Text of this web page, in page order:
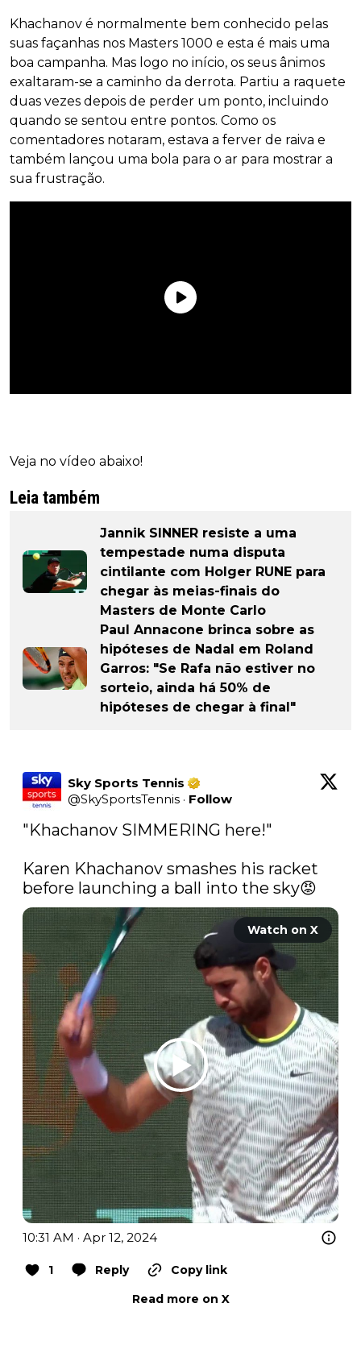
Khachanov é normalmente bem conhecido pelas
suas façanhas nos Masters 1000 e esta é mais uma
boa campanha. Mas logo no início, os seus ânimos
exaltaram-se a caminho da derrota. Partiu a raquete
duas vezes depois de perder um ponto, incluindo
quando se sentou entre pontos. Como os
comentadores notaram, estava a ferver de raiva e
também lançou uma bola para o ar para mostrar a
sua frustração.
Veja no vídeo abaixo!
Leia também
Jannik SINNER resiste a uma
tempestade numa disputa
cintilante com Holger RUNE para
chegar às meias-finais do
Masters de Monte Carlo
Paul Annacone brinca sobre as
hipóteses de Nadal em Roland
Garros: "Se Rafa não estiver no
sorteio, ainda há 50% de
hipóteses de chegar à final"
Sky Sports Tennis
@SkySportsTennis · Follow
"Khachanov SIMMERING here!"
Karen Khachanov smashes his racket
before launching a ball into the sky😡
Watch on X
10:31 AM · Apr 12, 2024
1 Reply
Copy link
Read more on X